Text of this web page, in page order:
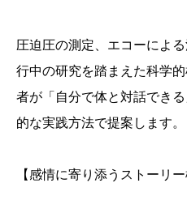
圧迫圧の測定、エコーによ
行中の研究を踏まえた科学
者が「自分で体と対話でき
的な実践方法で提案します。
【感情に寄り添うストーリ